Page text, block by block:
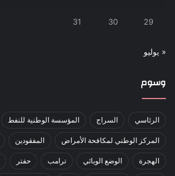
29
30
31
« يوليو
وسوم
الرئاسي السراج المؤسسة الوطنية للنفط
المركز الوطني لمكافحة الأمراض المفقودين
الهجرة الوضع الوبائي ترامب حفتر